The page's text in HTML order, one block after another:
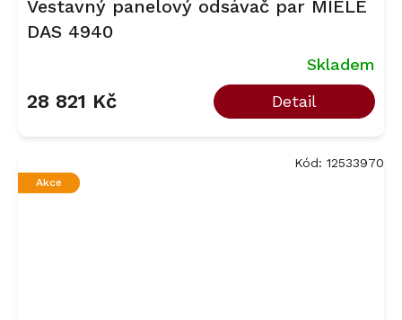
Vestavný panelový odsávač par MIELE
DAS 4940
Skladem
28 821 Kč Detail
Akce
Kód: 12533970